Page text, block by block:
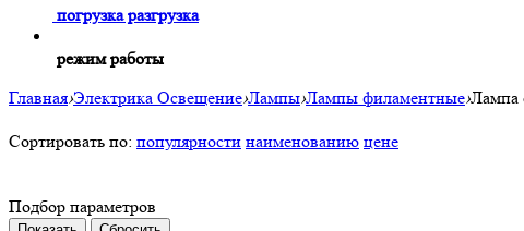
погрузка разгрузка
режим работы
Главная›Электрика Освещение›Лампы›Лампы филаментные›Лампа
Сортировать по: популярности наименованию цене
Подбор параметров